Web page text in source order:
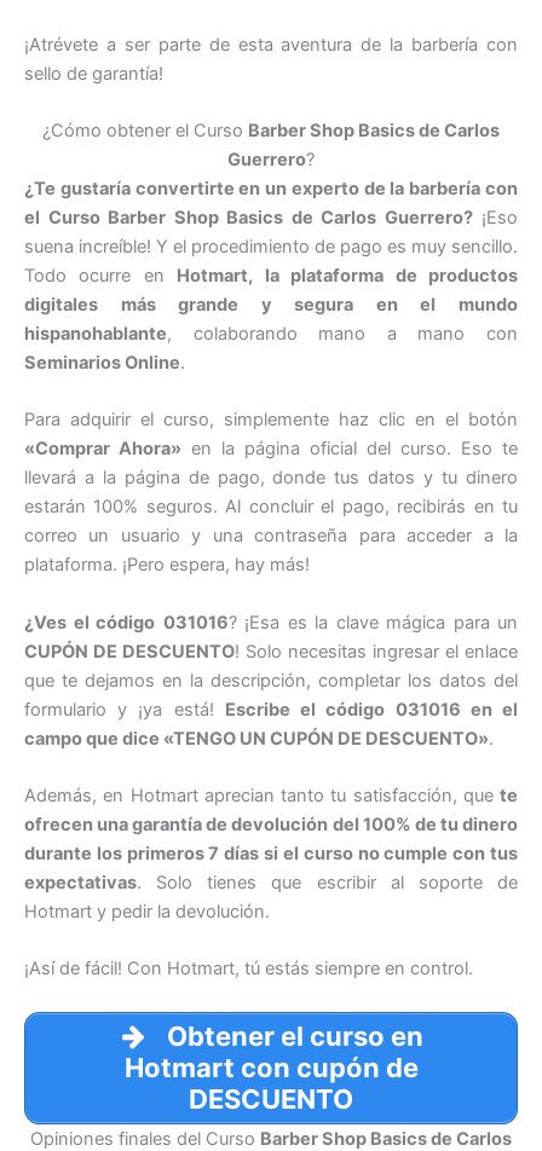
¡Atrévete a ser parte de esta aventura de la barbería con
sello de garantía!
¿Cómo obtener el Curso Barber Shop Basics de Carlos
Guerrero?
¿Te gustaría convertirte en un experto de la barbería con
el Curso Barber Shop Basics de Carlos Guerrero?¡Eso
suena increíble! Y el procedimiento de pago es muy sencillo.
Todo ocurre en Hotmart, la plataforma de productos
digitales más grande y segura en el mundo
hispanohablante, colaborando mano a mano con
Seminarios Online.
Para adquirir el curso, simplemente haz clic en el botón
«Comprar Ahora» en la página oficial del curso. Eso te
llevará a la página de pago, donde tus datos y tu dinero
estarán 100% seguros. Al concluir el pago, recibirás en tu
correo un usuario y una contraseña para acceder a la
plataforma. ¡Pero espera, hay más!
¿Ves el código 031016? ¡Esa es la clave mágica para un
CUPÓN DE DESCUENTO! Solo necesitas ingresar el enlace
que te dejamos en la descripción, completar los datos del
formulario y ¡ya está! Escribe el código 031016 en el
campo que dice «TENGO UN CUPÓN DE DESCUENTO».
Además, en Hotmart aprecian tanto tu satisfacción, que te
ofrecen una garantía de devolución del 100% de tu dinero
durante los primeros 7 días si el curso no cumple con tus
expectativas. Solo tienes que escribir al soporte de
Hotmart y pedir la devolución.
¡Así de fácil! Con Hotmart, tú estás siempre en control.
Obtener el curso en
Hotmart con cupón de
DESCUENTO
Opiniones finales del Curso Barber Shop Basics de Carlos